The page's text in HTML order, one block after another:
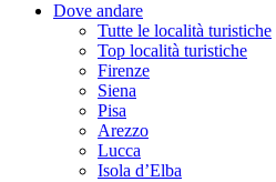
Dove andare
Tutte le località turistiche
Top località turistiche
Firenze
Siena
Pisa
Arezzo
Lucca
Isola d’Elba